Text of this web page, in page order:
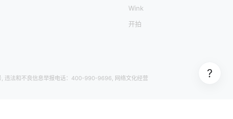
Wink
开拍
, 违法和不良信息举报电话：400-990-9696, 网络文化经营